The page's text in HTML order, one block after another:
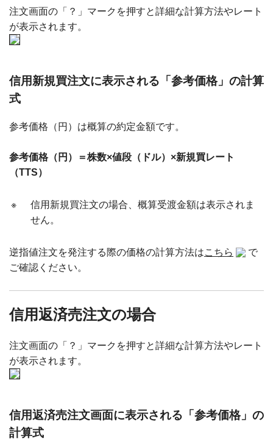
注文画面の「？」マークを押すと詳細な計算方法やレート
が表示されます。
信用新規買注文に表示される「参考価格」の計算
式
参考価格（円）は概算の約定金額です。
参考価格（円）＝株数×値段（ドル）×新規買レート
（TTS）
※
信用新規買注文の場合、概算受渡金額は表示されま
せん。
逆指値注文を発注する際の価格の計算方法はこちら
で
ご確認ください。
信用返済売注文の場合
注文画面の「？」マークを押すと詳細な計算方法やレート
が表示されます。
信用返済売注文画面に表示される「参考価格」の
計算式